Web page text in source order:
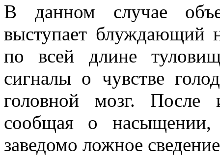
В данном случае
выступает блуждающий
по всей длине
сигналы о чувстве
головной мозг. После
сообщая о насыщении,
заведомо ложное